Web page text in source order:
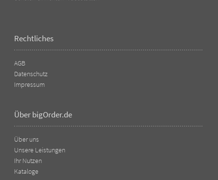
Rechtliches
AGB
Datenschutz
Impressum
Über bigOrder.de
Über uns
Unsere Leistungen
Ihr Nutzen
Kataloge